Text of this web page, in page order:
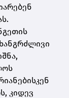
კიდევ